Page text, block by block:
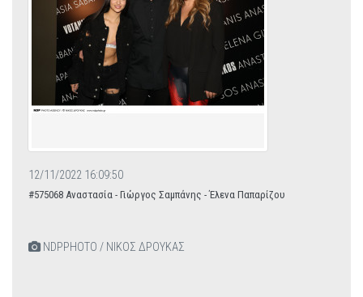
12/11/2022 16:09:50
#575068 Αναστασία - Γιώργος Σαμπάνης - Έλενα Παπαρίζου
NDPPHOTO / ΝΙΚΟΣ ΔΡΟΥΚΑΣ